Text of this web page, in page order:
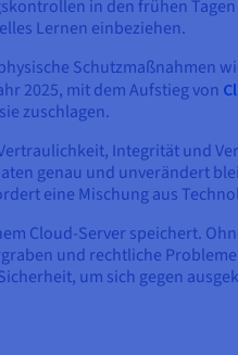
in den frühen
Lernen einbeziehen.
Schutzmaßnahmen
2025, mit dem Aufstieg von
zuschlagen.
Integrität und
genau und unverändert
eine Mischung aus
Cloud-Server speichert.
und rechtliche
um sich gegen